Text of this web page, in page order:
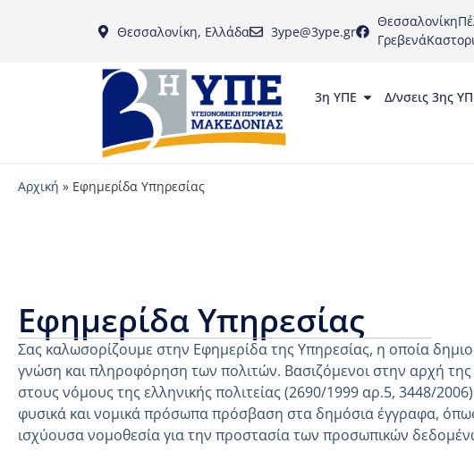
Θεσσαλονίκη, Ελλάδα 3ype@3ype.gr
Θεσσαλονίκη
Γρεβενά
3η ΥΠΕ Δ/νσεις 3ης
Αρχική » Εφημερίδα Υπηρεσίας
Εφημερίδα Υπηρεσίας
Σας καλωσορίζουμε στην Εφημερίδα της Υπηρεσίας, η οποία
γνώση και πληροφόρηση των πολιτών. Βασιζόμενοι στην αρχή της
στους νόμους της ελληνικής πολιτείας (2690/1999 αρ.5, 3448/
φυσικά και νομικά πρόσωπα πρόσβαση στα δημόσια έγγραφα,
ισχύουσα νομοθεσία για την προστασία των προσωπικών